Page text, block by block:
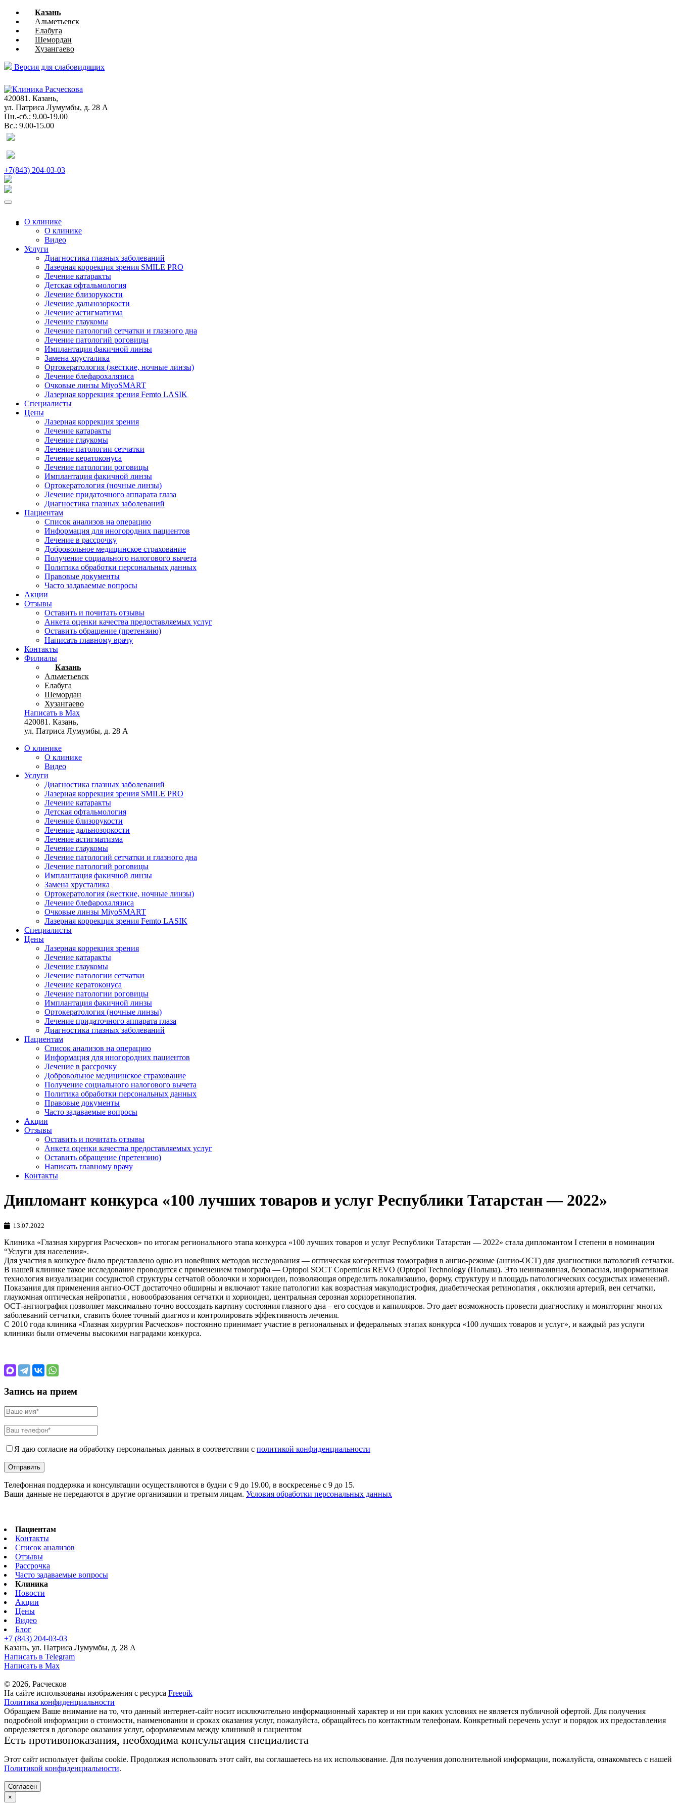
Казань
Альметьевск
Елабуга
Шемордан
Хузангаево
Версия для слабовидящих
420081. Казань,
ул. Патриса Лумумбы, д. 28 А
Пн.-сб.: 9.00-19.00
Вс.: 9.00-15.00
+7(843) 204-03-03
О клинике
О клинике
Видео
Услуги
Диагностика глазных заболеваний
Лазерная коррекция зрения SMILE PRO
Лечение катаракты
Детская офтальмология
Лечение близорукости
Лечение дальнозоркости
Лечение астигматизма
Лечение глаукомы
Лечение патологий сетчатки и глазного дна
Лечение патологий роговицы
Имплантация факичной линзы
Замена хрусталика
Ортокератология (жесткие, ночные линзы)
Лечение блефарохалязиса
Очковые линзы MiyoSMART
Лазерная коррекция зрения Femto LASIK
Специалисты
Цены
Лазерная коррекция зрения
Лечение катаракты
Лечение глаукомы
Лечение патологии сетчатки
Лечение кератоконуса
Лечение патологии роговицы
Имплантация факичной линзы
Ортокератология (ночные линзы)
Лечение придаточного аппарата глаза
Диагностика глазных заболеваний
Пациентам
Список анализов на операцию
Информация для иногородних пациентов
Лечение в рассрочку
Добровольное медицинское страхование
Получение социального налогового вычета
Политика обработки персональных данных
Правовые документы
Часто задаваемые вопросы
Акции
Отзывы
Оставить и почитать отзывы
Анкета оценки качества предоставляемых услуг
Оставить обращение (претензию)
Написать главному врачу
Контакты
Филиалы
Казань
Альметьевск
Елабуга
Шемордан
Хузангаево
Написать в Max
420081. Казань,
ул. Патриса Лумумбы, д. 28 А
О клинике
О клинике
Видео
Услуги
Диагностика глазных заболеваний
Лазерная коррекция зрения SMILE PRO
Лечение катаракты
Детская офтальмология
Лечение близорукости
Лечение дальнозоркости
Лечение астигматизма
Лечение глаукомы
Лечение патологий сетчатки и глазного дна
Лечение патологий роговицы
Имплантация факичной линзы
Замена хрусталика
Ортокератология (жесткие, ночные линзы)
Лечение блефарохалязиса
Очковые линзы MiyoSMART
Лазерная коррекция зрения Femto LASIK
Специалисты
Цены
Лазерная коррекция зрения
Лечение катаракты
Лечение глаукомы
Лечение патологии сетчатки
Лечение кератоконуса
Лечение патологии роговицы
Имплантация факичной линзы
Ортокератология (ночные линзы)
Лечение придаточного аппарата глаза
Диагностика глазных заболеваний
Пациентам
Список анализов на операцию
Информация для иногородних пациентов
Лечение в рассрочку
Добровольное медицинское страхование
Получение социального налогового вычета
Политика обработки персональных данных
Правовые документы
Часто задаваемые вопросы
Акции
Отзывы
Оставить и почитать отзывы
Анкета оценки качества предоставляемых услуг
Оставить обращение (претензию)
Написать главному врачу
Контакты
Дипломант конкурса «100 лучших товаров и услуг Республики Татарстан — 2022»
13.07.2022
Клиника «Глазная хирургия Расческов» по итогам регионального этапа конкурса «100 лучших товаров и услуг Республики Татарстан — 2022» стала дипломантом I степени в номинации
“Услуги для населения».
Для участия в конкурсе было представлено одно из новейших методов исследования — оптическая когерентная томография в ангио-режиме (ангио-ОСТ) для диагностики патологий сетчатки.
В нашей клинике такое исследование проводится с применением томографа — Optopol SOCT Copernicus REVO (Optopol Technology (Польша). Это неинвазивная, безопасная, информативная
технология визуализации сосудистой структуры сетчатой оболочки и хориоидеи, позволяющая определить локализацию, форму, структуру и площадь патологических сосудистых изменений.
Показания для применения ангио-ОСТ достаточно обширны и включают такие патологии как возрастная макулодистрофия, диабетическая ретинопатия , окклюзия артерий, вен сетчатки,
глаукомная оптическая нейропатия , новообразования сетчатки и хориоидеи, центральная серозная хориоретинопатия.
ОСТ-ангиография позволяет максимально точно воссоздать картину состояния глазного дна – его сосудов и капилляров. Это дает возможность провести диагностику и мониторинг многих
заболеваний сетчатки, ставить более точный диагноз и контролировать эффективность лечения.
С 2010 года клиника «Глазная хирургия Расческов» постоянно принимает участие в региональных и федеральных этапах конкурса «100 лучших товаров и услуг», и каждый раз услуги
клиники были отмечены высокими наградами конкурса.
Запись на прием
Я даю согласие на обработку персональных данных в соответствии с политикой конфиденциальности
Телефонная поддержка и консультации осуществляются в будни с 9 до 19.00, в воскресенье с 9 до 15.
Ваши данные не передаются в другие организации и третьим лицам. Условия обработки персональных данных
Пациентам
Контакты
Список анализов
Отзывы
Рассрочка
Часто задаваемые вопросы
Клиника
Новости
Акции
Цены
Видео
Блог
+7 (843) 204-03-03
Казань, ул. Патриса Лумумбы, д. 28 А
Написать в Telegram
Написать в Max
© 2026, Расческов
На сайте использованы изображения с ресурса Freepik
Политика конфиденциальности
Обращаем Ваше внимание на то, что данный интернет-сайт носит исключительно информационный характер и ни при каких условиях не является публичной офертой. Для получения
подробной информации о стоимости, наименовании и сроках оказания услуг, пожалуйста, обращайтесь по контактным телефонам. Конкретный перечень услуг и порядок их предоставления
определяется в договоре оказания услуг, оформляемым между клиникой и пациентом
Есть противопоказания, необходима консультация специалиста
Этот сайт использует файлы cookie. Продолжая использовать этот сайт, вы соглашаетесь на их использование. Для получения дополнительной информации, пожалуйста, ознакомьтесь с нашей
Политикой конфиденциальности.
Согласен
×